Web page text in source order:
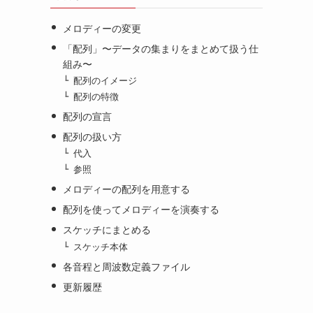
メロディーの変更
「配列」〜データの集まりをまとめて扱う仕
組み〜
配列のイメージ
配列の特徴
配列の宣言
配列の扱い方
代入
参照
メロディーの配列を用意する
配列を使ってメロディーを演奏する
スケッチにまとめる
スケッチ本体
各音程と周波数定義ファイル
更新履歴